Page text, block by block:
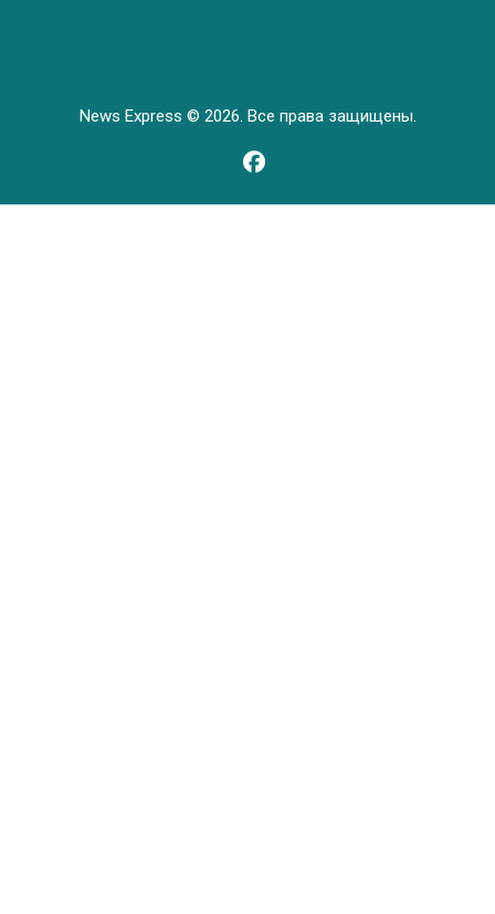
News Express © 2026. Все права защищены.